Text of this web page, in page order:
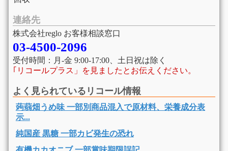
連絡先
株式会社reglo お客様相談窓口
03-4500-2096
受付時間：月-金 9:00-17:00、土日祝は除く
｢リコールプラス」を見ましたとお伝えください。
よく見られているリコール情報
蒟蒻畑うめ味 一部別商品混入で原材料、栄養成分表
示...
純国産 黒糖 一部カビ発生の恐れ